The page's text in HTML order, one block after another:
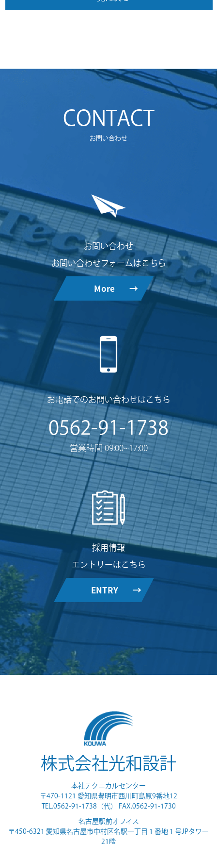
CONTACT
お問い合わせ
お問い合わせ
お問い合わせフォームはこちら
More →
お電話でのお問い合わせはこちら
0562-91-1738
営業時間 09:00~17:00
採用情報
エントリーはこちら
ENTRY →
株式会社光和設計
本社テクニカルセンター
〒470-1121 愛知県豊明市西川町島原9番地12
TEL.0562-91-1738（代） FAX.0562-91-1730
名古屋駅前オフィス
〒450-6321 愛知県名古屋市中村区名駅一丁目 1 番地 1 号JPタワー
21階